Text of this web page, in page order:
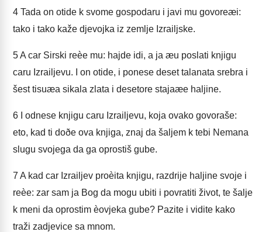
4 Tada on otide k svome gospodaru i javi mu govoreæi:
tako i tako kaže djevojka iz zemlje Izrailjske.
5A car Sirski reèe mu: hajde idi, a ja æu poslati knjigu
caru Izrailjevu. I on otide, i ponese deset talanata srebra i
šest tisuæa sikala zlata i desetore stajaæe haljine.
6 I odnese knjigu caru Izrailjevu, koja ovako govoraše:
eto, kad ti doðe ova knjiga, znaj da šaljem k tebi Nemana
slugu svojega da ga oprostiš gube.
7 A kad car Izrailjev proèita knjigu, razdrije haljine svoje i
reèe: zar sam ja Bog da mogu ubiti i povratiti život, te šalje
k meni da oprostim èovjeka gube? Pazite i vidite kako
traži zadjevice sa mnom.